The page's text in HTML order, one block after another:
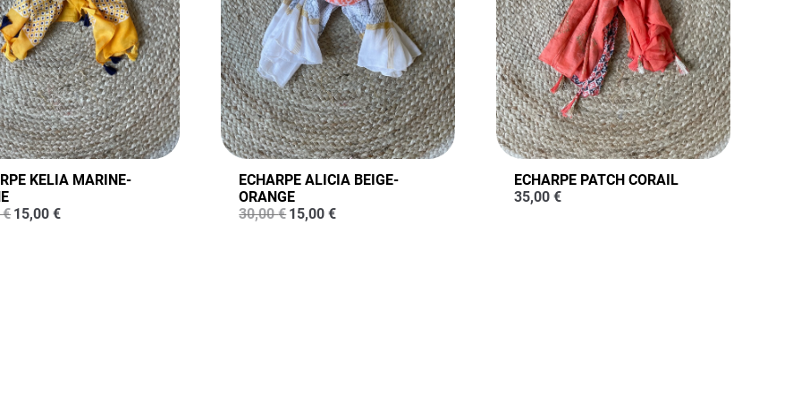
KELIA MARINE-
€ Le
15,00€Le
ECHARPE ALICIA BEIGE-
ORANGE
30,00€Le
15,00€Le
ECHARPE PATCH CORAIL
35,00€